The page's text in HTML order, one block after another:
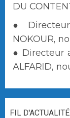
DU
● Directeur
NOKOUR,
● Directeur
ALFARID,
FIL D'ACTUALITÉ